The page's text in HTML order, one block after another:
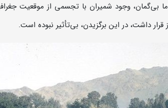
بی‌گمان، وجود شمیران با تجسمی از موقعیت
داشت، در این برگزیدن، بی‌تأثیر نبوده است.